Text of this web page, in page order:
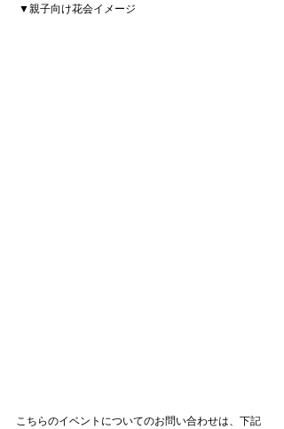
▼親子向け花会イメージ
こちらのイベントについてのお問い合わせは、下記